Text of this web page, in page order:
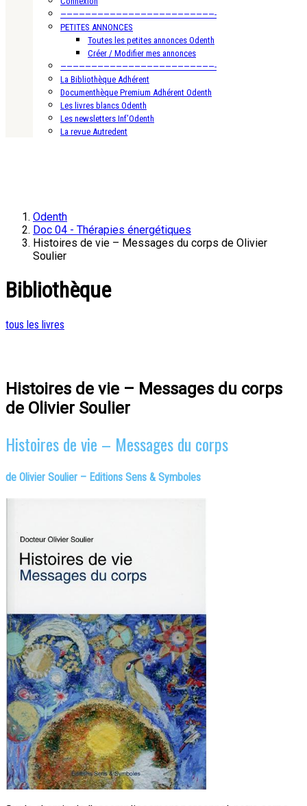
—————————————————————————-
PETITES ANNONCES
Toutes les petites annonces Odenth
Créer / Modifier mes annonces
—————————————————————————-
La Bibliothèque Adhérent
Documenthèque Premium Adhérent Odenth
Les livres blancs Odenth
Les newsletters Inf’Odenth
La revue Autredent
Odenth
Doc 04 - Thérapies énergétiques
Histoires de vie – Messages du corps de Olivier
Soulier
Bibliothèque
tous les livres
Histoires de vie – Messages du corps
de Olivier Soulier
Histoires de vie – Messages du corps
de Olivier Soulier – Editions Sens & Symboles